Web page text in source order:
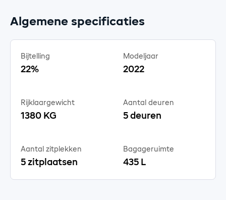
Algemene specificaties
Bijtelling
22%
Modeljaar
2022
Rijklaargewicht
1380 KG
Aantal deuren
5 deuren
Aantal zitplekken
5 zitplaatsen
Bagageruimte
435 L